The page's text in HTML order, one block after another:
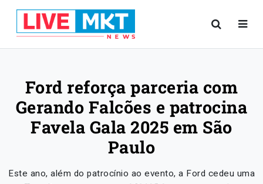
Ford reforça parceria com
Gerando Falcões e patrocina
Favela Gala 2025 em São
Paulo
Este ano, além do patrocínio ao evento, a Ford cedeu uma